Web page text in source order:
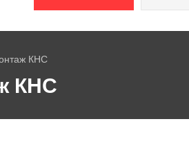
КНС
КНС